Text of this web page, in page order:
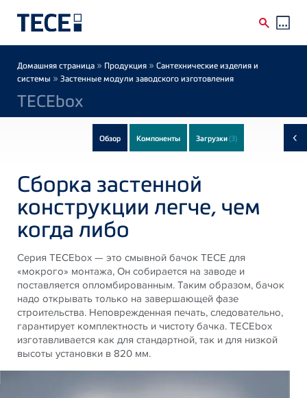
Breadcrumb
Домашняя страница » Продукция » Сантехнические изделия и
системы » Застенные модули заводского изготовления
TECEbox
Обзор Компоненты Загрузки(3) ‹
Сборка застенной
конструкции легче, чем
когда либо
Серия TECEbox — это смывной бачок TECE для
«мокрого» монтажа, Он собирается на заводе и
поставляется опломбированным. Таким образом, бачок
надо открывать только на завершающей фазе
строительства. Неповрежденная печать, следовательно,
гарантирует комплектность и чистоту бачка. TECEbox
изготавливается как для стандартной, так и для низкой
высоты установки в 820 мм.